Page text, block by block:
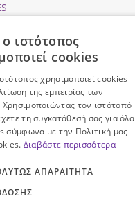
Συναλλαγών
Δεδομένα
ιστότοπος
cookies
χρησιμοποιεί cookies
της εμπειρίας των
τον ιστότοπό
τη συγκατάθεσή σας για όλα
σύμφωνα με την Πολιτική μας
Διαβάστε περισσότερα
ΑΠΑΡΑΊΤΗΤΑ